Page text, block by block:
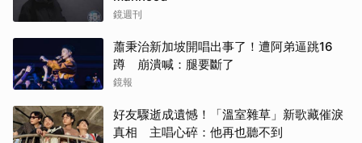
鏡週刊
蕭秉治新加坡開唱出事了！遭阿弟逼跳16
蹲 崩潰喊：腿要斷了
鏡報
好友驟逝成遺憾！「溫室雜草」新歌藏催淚
真相 主唱心碎：他再也聽不到